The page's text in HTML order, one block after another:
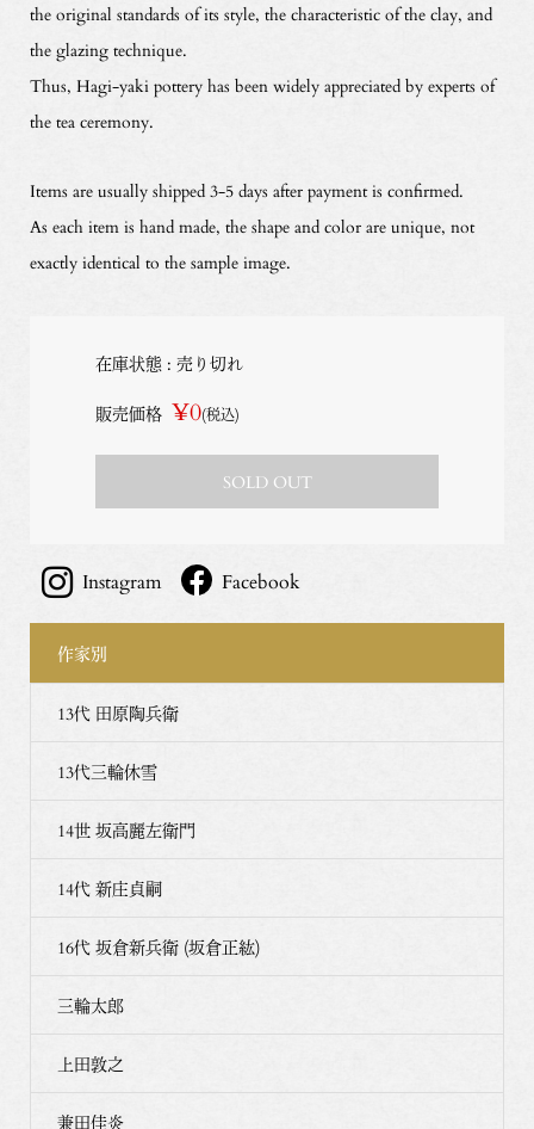
the original standards of its style, the characteristic of the clay, and
the glazing technique.
Thus, Hagi-yaki pottery has been widely appreciated by experts of
the tea ceremony.
Items are usually shipped 3-5 days after payment is confirmed.
As each item is hand made, the shape and color are unique, not
exactly identical to the sample image.
在庫状態 : 売り切れ
販売価格 ¥0(税込)
SOLD OUT
Instagram Facebook
作家別
13代 田原陶兵衛
13代三輪休雪
14世 坂高麗左衛門
14代 新庄貞嗣
16代 坂倉新兵衛 (坂倉正紘)
三輪太郎
上田敦之
兼田佳炎